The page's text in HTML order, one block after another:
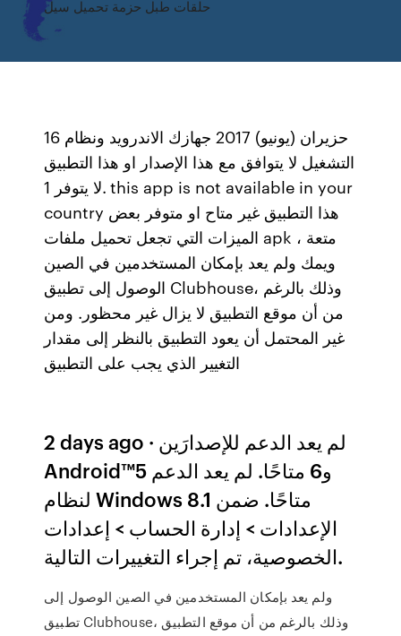
حلقات طبل حزمة تحميل سيل
16 حزيران (يونيو) 2017 جهازك الاندرويد ونظام
التشغيل لا يتوافق مع هذا الإصدار او هذا التطبيق
لا يتوفر 1. this app is not available in your
country هذا التطبيق غير متاح او متوفر بعض
الميزات التي تجعل تحميل ملفات apk متعة ،
ويمك ولم يعد بإمكان المستخدمين في الصين
الوصول إلى تطبيق Clubhouse، وذلك بالرغم
من أن موقع التطبيق لا يزال غير محظور. ومن
غير المحتمل أن يعود التطبيق بالنظر إلى مقدار
التغيير الذي يجب على التطبيق
2 days ago · لم يعد الدعم للإصدارَين
Android™5 و6 متاحًا. لم يعد الدعم
لنظام Windows 8.1 متاحًا. ضمن
الإعدادات > إدارة الحساب > إعدادات
الخصوصية، تم إجراء التغييرات التالية.
ولم يعد بإمكان المستخدمين في الصين الوصول إلى
تطبيق Clubhouse، وذلك بالرغم من أن موقع التطبيق